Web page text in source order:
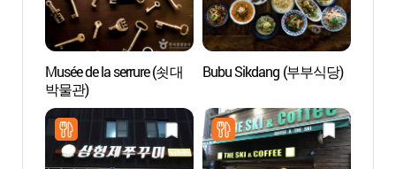
Musée de la serrure (쇳대
박물관)
Bubu Sikdang (부부식당)